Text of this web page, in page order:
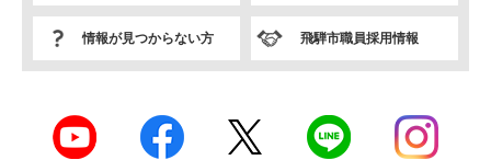
情報が見つからない方 飛騨市職員採用情報